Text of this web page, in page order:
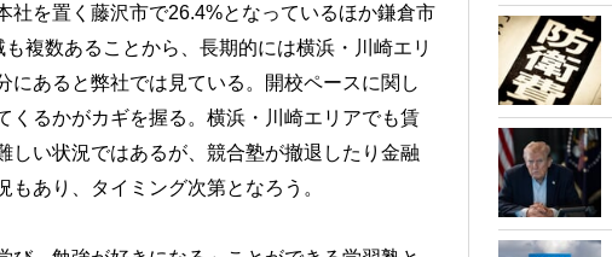
社を置く藤沢市で26.4%となっているほか鎌倉市
複数あることから、長期的には横浜・川崎エリ
あると弊社では見ている。開校ペースに関し
くるかがカギを握る。横浜・川崎エリアでも賃
い状況ではあるが、競合塾が撤退したり金融
あり、タイミング次第となろう。